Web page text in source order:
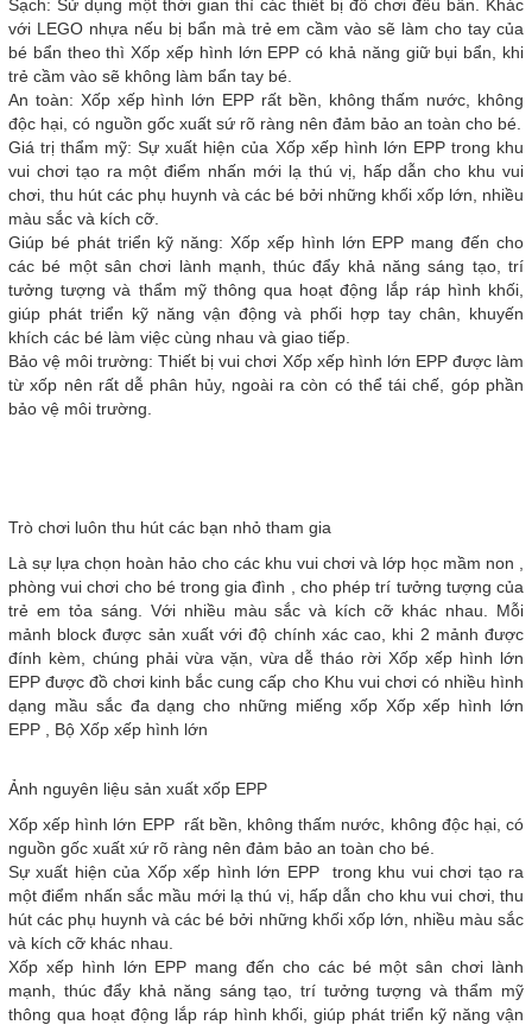
Sạch: Sử dụng một thời gian thì các thiết bị đồ chơi đều bẩn. Khác
với LEGO nhựa nếu bị bẩn mà trẻ em cầm vào sẽ làm cho tay của
bé bẩn theo thì Xốp xếp hình lớn EPP có khả năng giữ bụi bẩn, khi
trẻ cầm vào sẽ không làm bẩn tay bé.
An toàn: Xốp xếp hình lớn EPP rất bền, không thấm nước, không
độc hại, có nguồn gốc xuất sứ rõ ràng nên đảm bảo an toàn cho bé.
Giá trị thẩm mỹ: Sự xuất hiện của Xốp xếp hình lớn EPP trong khu
vui chơi tạo ra một điểm nhấn mới lạ thú vị, hấp dẫn cho khu vui
chơi, thu hút các phụ huynh và các bé bởi những khối xốp lớn, nhiều
màu sắc và kích cỡ.
Giúp bé phát triển kỹ năng: Xốp xếp hình lớn EPP mang đến cho
các bé một sân chơi lành mạnh, thúc đẩy khả năng sáng tạo, trí
tưởng tượng và thẩm mỹ thông qua hoạt động lắp ráp hình khối,
giúp phát triển kỹ năng vận động và phối hợp tay chân, khuyến
khích các bé làm việc cùng nhau và giao tiếp.
Bảo vệ môi trường: Thiết bị vui chơi Xốp xếp hình lớn EPP được làm
từ xốp nên rất dễ phân hủy, ngoài ra còn có thể tái chế, góp phần
bảo vệ môi trường.
Trò chơi luôn thu hút các bạn nhỏ tham gia
Là sự lựa chọn hoàn hảo cho các khu vui chơi và lớp học mầm non ,
phòng vui chơi cho bé trong gia đình , cho phép trí tưởng tượng của
trẻ em tỏa sáng. Với nhiều màu sắc và kích cỡ khác nhau. Mỗi
mảnh block được sản xuất với độ chính xác cao, khi 2 mảnh được
đính kèm, chúng phải vừa vặn, vừa dễ tháo rời Xốp xếp hình lớn
EPP được đồ chơi kinh bắc cung cấp cho Khu vui chơi có nhiều hình
dạng mầu sắc đa dạng cho những miếng xốp Xốp xếp hình lớn
EPP , Bộ Xốp xếp hình lớn
Ảnh nguyên liệu sản xuất xốp EPP
Xốp xếp hình lớn EPP rất bền, không thấm nước, không độc hại, có
nguồn gốc xuất xứ rõ ràng nên đảm bảo an toàn cho bé.
Sự xuất hiện của Xốp xếp hình lớn EPP trong khu vui chơi tạo ra
một điểm nhấn sắc mầu mới lạ thú vị, hấp dẫn cho khu vui chơi, thu
hút các phụ huynh và các bé bởi những khối xốp lớn, nhiều màu sắc
và kích cỡ khác nhau.
Xốp xếp hình lớn EPP mang đến cho các bé một sân chơi lành
mạnh, thúc đẩy khả năng sáng tạo, trí tưởng tượng và thẩm mỹ
thông qua hoạt động lắp ráp hình khối, giúp phát triển kỹ năng vận